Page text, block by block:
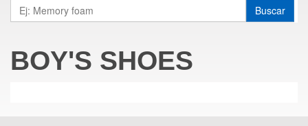
Buscar
BOY'S SHOES